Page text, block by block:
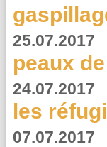
25.07.2017
peaux
24.07.2017
les
07.07.2017